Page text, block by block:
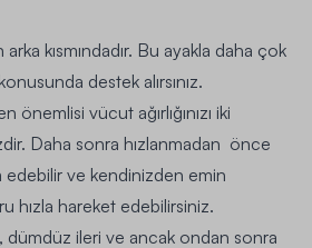
kısmındadır. Bu ayakla daha çok
destek alırsınız.
vücut ağırlığınızı iki
Daha sonra hızlanmadan önce
edebilir ve kendinizden emin
hızla hareket edebilirsiniz.
dümdüz ileri ve ancak ondan sonra